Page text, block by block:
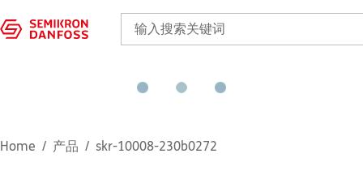
Home 产品 skr-10008-230b0272